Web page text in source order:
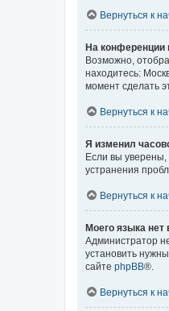
Вернуться к
На конференции
Возможно,
находитесь:
момент сделать
Вернуться к
Я изменил
Если вы уверены,
устранения
Вернуться к
Моего языка нет
Администратор
установить
сайте phpBB®.
Вернуться к